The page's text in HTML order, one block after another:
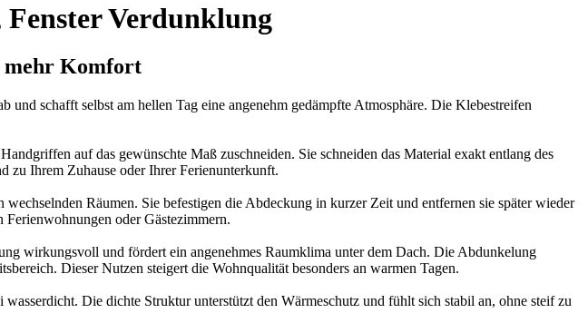
Verdunklung
mehr Komfort
und schafft selbst am hellen Tag eine angenehm gedämpfte Atmosphäre. Die Klebestreifen
auf das gewünschte Maß zuschneiden. Sie schneiden das Material exakt entlang des
zu Ihrem Zuhause oder Ihrer Ferienunterkunft.
Räumen. Sie befestigen die Abdeckung in kurzer Zeit und entfernen sie später wieder
oder Gästezimmern.
wirkungsvoll und fördert ein angenehmes Raumklima unter dem Dach. Die Abdunkelung
Dieser Nutzen steigert die Wohnqualität besonders an warmen Tagen.
Die dichte Struktur unterstützt den Wärmeschutz und fühlt sich stabil an, ohne steif zu